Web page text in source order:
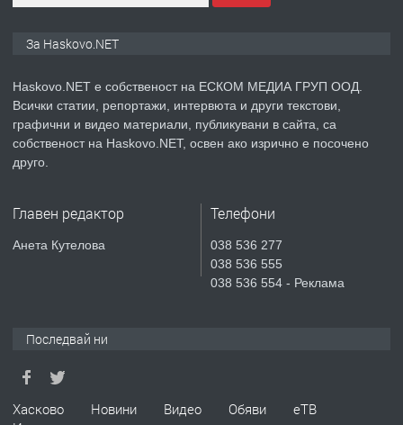
преди 3 дни
ПРЕДЛАГА
Продавам парцел в гр. Хасково кв.
СГЛОБЯВАНЕ НА МЕБЕЛИ.
апартамент под наем в кв.
За Haskovo.NET
Haskovo.NET е собственост на ЕСКОМ МЕДИА ГРУП ООД.
Всички статии, репортажи, интервюта и други текстови,
графични и видео материали, публикувани в сайта, са
собственост на Haskovo.NET, освен ако изрично е посочено
друго.
Главен редактор
Анета Кутелова
Телефони
038 536 277
038 536 555
038 536 554 - Реклама
Последвай ни
Хасково Новини Видео Обяви
еТВ